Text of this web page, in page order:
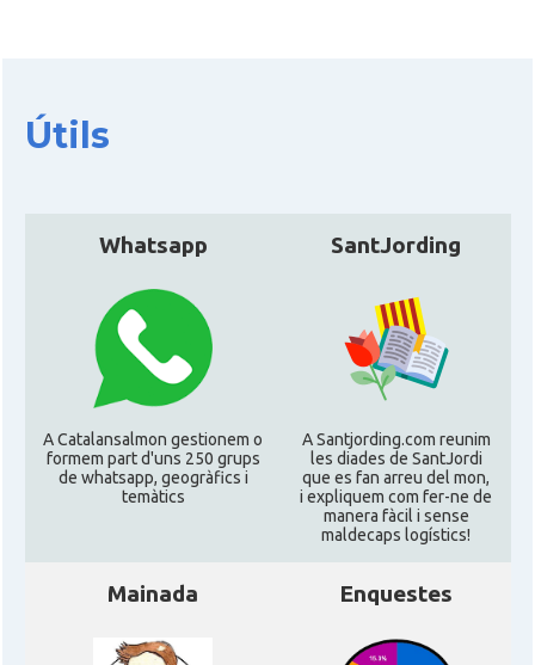
CAMON
CAMON Catalans a INDIANA
CAMON Catalans a IOWA
CAMON Catalans a IRVINE
Catalans a Jacksonville
Catalans a Kentucky
Útils
Whatsapp
A Catalansalmon gestionem o
formem part d'uns 250 grups
de whatsapp, geogràfics i
temàtics
SantJording
A Santjording.com reunim
les diades de SantJordi
que es fan arreu del mon,
i expliquem com fer-ne de
manera fàcil i sense
maldecaps logí­stics!
Mainada Enquestes